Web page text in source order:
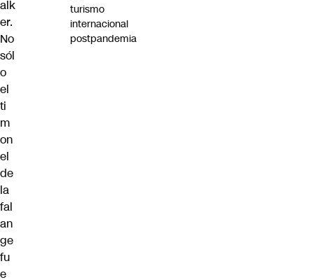
alk
er.
No
sól
o
el
ti
m
on
el
de
la
fal
an
ge
fu
e
turismo
internacional
postpandemia